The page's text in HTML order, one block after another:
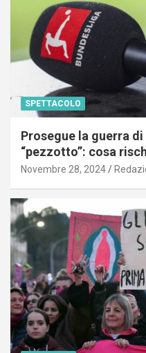
SPETTACOLO
Prosegue la guerra di
“pezzotto”: cosa
Novembre 28, 2024